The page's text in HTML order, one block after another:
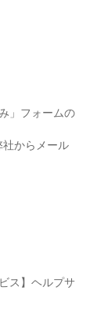
」フォームの
からメール
ス】ヘルプサ